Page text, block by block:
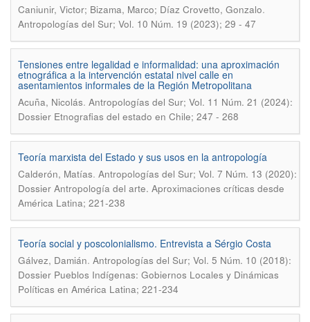
Caniunir, Victor; Bizama, Marco; Díaz Crovetto, Gonzalo.
Antropologías del Sur; Vol. 10 Núm. 19 (2023); 29 - 47
Tensiones entre legalidad e informalidad: una aproximación
etnográfica a la intervención estatal nivel calle en
asentamientos informales de la Región Metropolitana
Acuña, Nicolás. Antropologías del Sur; Vol. 11 Núm. 21 (2024):
Dossier Etnografias del estado en Chile; 247 - 268
Teoría marxista del Estado y sus usos en la antropología
Calderón, Matías. Antropologías del Sur; Vol. 7 Núm. 13 (2020):
Dossier Antropología del arte. Aproximaciones críticas desde
América Latina; 221-238
Teoría social y poscolonialismo. Entrevista a Sérgio Costa
Gálvez, Damián. Antropologías del Sur; Vol. 5 Núm. 10 (2018):
Dossier Pueblos Indígenas: Gobiernos Locales y Dinámicas
Políticas en América Latina; 221-234